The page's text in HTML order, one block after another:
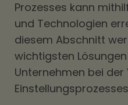
Prozesses kann
und Technologien
diesem Abschnitt
wichtigsten
Unternehmen bei